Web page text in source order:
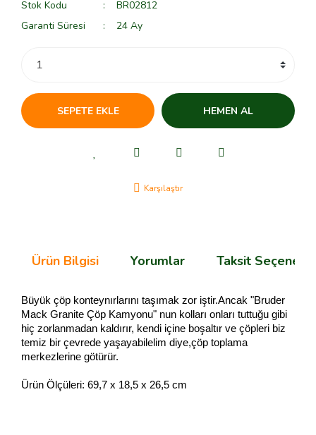
Stok Kodu
BR02812
Garanti Süresi
24 Ay
SEPETE EKLE HEMEN AL
Karşılaştır
Ürün Bilgisi Yorumlar Taksit
Büyük çöp konteynırlarını taşımak zor iştir.Ancak "Bruder
Mack Granite Çöp Kamyonu" nun kolları onları tuttuğu gibi
hiç zorlanmadan kaldırır, kendi içine boşaltır ve çöpleri biz
temiz bir çevrede yaşayabilelim diye,çöp toplama
merkezlerine götürür.
Ürün Ölçüleri: 69,7 x 18,5 x 26,5 cm